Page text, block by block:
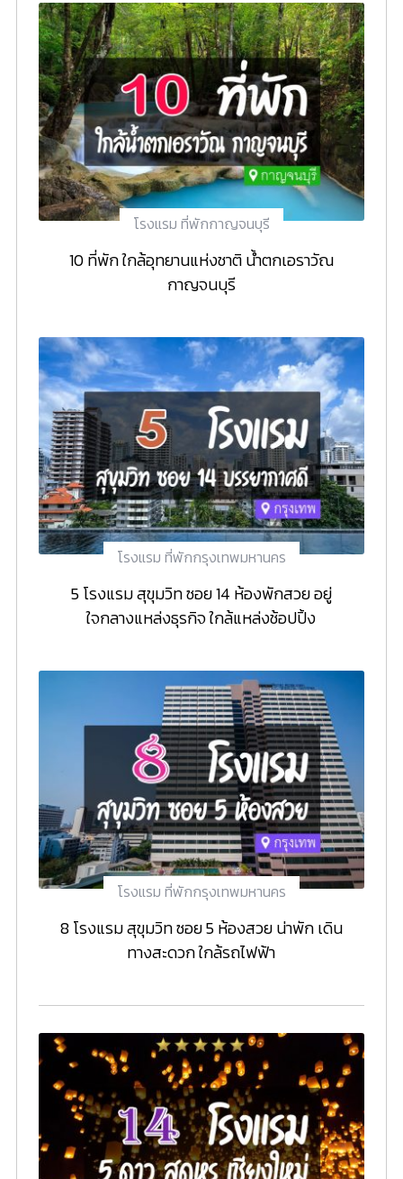
โรงแรม ที่พักกาญจนบุรี
10 ที่พัก ใกล้อุทยานแห่งชาติ น้ำตกเอราวัณ
กาญจนบุรี
โรงแรม ที่พักกรุงเทพมหานคร
5 โรงแรม สุขุมวิท ซอย 14 ห้องพักสวย อยู่
ใจกลางแหล่งธุรกิจ ใกล้แหล่งช้อปปิ้ง
โรงแรม ที่พักกรุงเทพมหานคร
8 โรงแรม สุขุมวิท ซอย 5 ห้องสวย น่าพัก เดิน
ทางสะดวก ใกล้รถไฟฟ้า